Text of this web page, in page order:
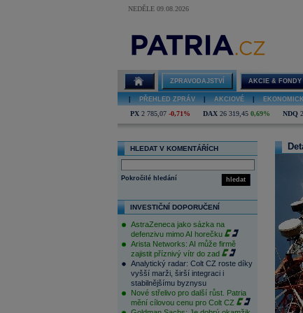
NEDĚLE 09.08.2026
ZPRAVODAJSTVÍ AKCIE & FONDY
PŘEHLED ZPRÁV AKCIOVÉ
PX 2 785,07 -0,71% DAX 26 319,45 0,69% NDQ
HLEDAT V KOMENTÁŘÍCH
hledat
Pokročilé hledání
INVESTIČNÍ DOPORUČENÍ
AstraZeneca jako sázka na
defenzivu mimo AI horečku
Arista Networks: AI může firmě
zajistit příznivý vítr do zad
Analytický radar: Colt CZ roste díky
vyšší marži, širší integraci i
stabilnějšímu byznysu
Nové střelivo pro další růst. Patria
mění cílovou cenu pro Colt CZ